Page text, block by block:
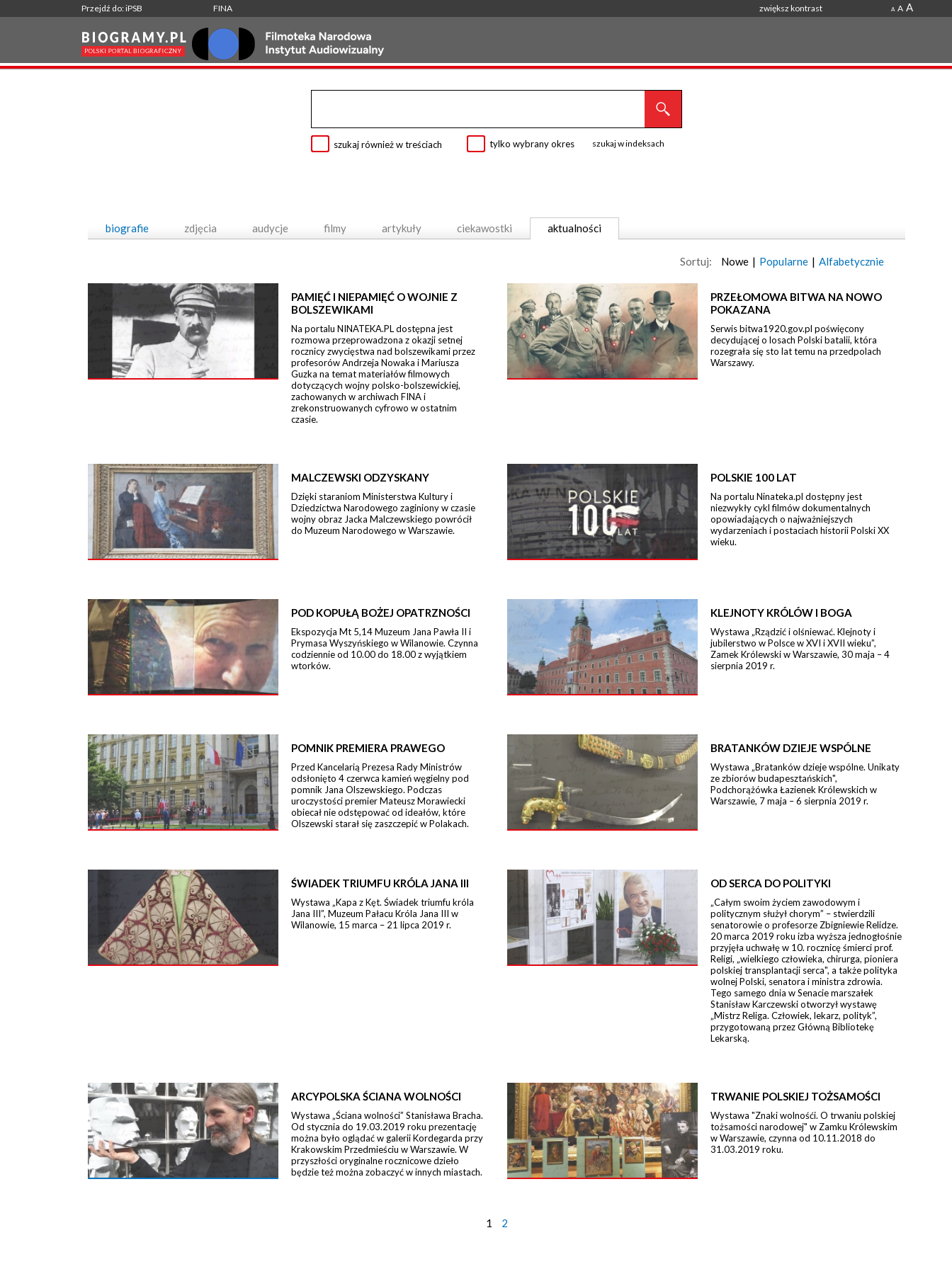
Przejdź do: iPSB FINA zwiększ kontrast A A A
szukaj również w treściach tylko wybrany okres szukaj w indeksach
biografie zdjęcia audycje filmy artykuły ciekawostki aktualności
Sortuj: Nowe | Popularne | Alfabetycznie
PAMIĘĆ I NIEPAMIĘĆ O WOJNIE Z
BOLSZEWIKAMI
Na portalu NINATEKA.PL dostępna jest
rozmowa przeprowadzona z okazji setnej
rocznicy zwycięstwa nad bolszewikami przez
profesorów Andrzeja Nowaka i Mariusza
Guzka na temat materiałów filmowych
dotyczących wojny polsko-bolszewickiej,
zachowanych w archiwach FINA i
zrekonstruowanych cyfrowo w ostatnim
czasie.
PRZEŁOMOWA BITWA NA NOWO
POKAZANA
Serwis bitwa1920.gov.pl poświęcony
decydującej o losach Polski batalii, która
rozegrała się sto lat temu na przedpolach
Warszawy.
MALCZEWSKI ODZYSKANY
Dzięki staraniom Ministerstwa Kultury i
Dziedzictwa Narodowego zaginiony w czasie
wojny obraz Jacka Malczewskiego powrócił
do Muzeum Narodowego w Warszawie.
POLSKIE 100 LAT
Na portalu Ninateka.pl dostępny jest
niezwykły cykl filmów dokumentalnych
opowiadających o najważniejszych
wydarzeniach i postaciach historii Polski XX
wieku.
POD KOPUŁĄ BOŻEJ OPATRZNOŚCI
Ekspozycja Mt 5,14 Muzeum Jana Pawła II i
Prymasa Wyszyńskiego w Wilanowie. Czynna
codziennie od 10.00 do 18.00 z wyjątkiem
wtorków.
KLEJNOTY KRÓLÓW I BOGA
Wystawa „Rządzić i olśniewać. Klejnoty i
jubilerstwo w Polsce w XVI i XVII wieku”,
Zamek Królewski w Warszawie, 30 maja – 4
sierpnia 2019 r.
POMNIK PREMIERA PRAWEGO
Przed Kancelarią Prezesa Rady Ministrów
odsłonięto 4 czerwca kamień węgielny pod
pomnik Jana Olszewskiego. Podczas
uroczystości premier Mateusz Morawiecki
obiecał nie odstępować od ideałów, które
Olszewski starał się zaszczepić w Polakach.
BRATANKÓW DZIEJE WSPÓLNE
Wystawa „Bratanków dzieje wspólne. Unikaty
ze zbiorów budapesztańskich",
Podchorążówka Łazienek Królewskich w
Warszawie, 7 maja – 6 sierpnia 2019 r.
ŚWIADEK TRIUMFU KRÓLA JANA III
Wystawa „Kapa z Kęt. Świadek triumfu króla
Jana III”, Muzeum Pałacu Króla Jana III w
Wilanowie, 15 marca – 21 lipca 2019 r.
OD SERCA DO POLITYKI
„Całym swoim życiem zawodowym i
politycznym służył chorym” – stwierdzili
senatorowie o profesorze Zbigniewie Relidze.
20 marca 2019 roku izba wyższa jednogłośnie
przyjęła uchwałę w 10. rocznicę śmierci prof.
Religi, „wielkiego człowieka, chirurga, pioniera
polskiej transplantacji serca", a także polityka
wolnej Polski, senatora i ministra zdrowia.
Tego samego dnia w Senacie marszałek
Stanisław Karczewski otworzył wystawę
„Mistrz Religa. Człowiek, lekarz, polityk”,
przygotowaną przez Główną Bibliotekę
Lekarską.
ARCYPOLSKA ŚCIANA WOLNOŚCI
Wystawa „Ściana wolności” Stanisława Bracha.
Od stycznia do 19.03.2019 roku prezentację
można było oglądać w galerii Kordegarda przy
Krakowskim Przedmieściu w Warszawie. W
przyszłości oryginalne rocznicowe dzieło
będzie też można zobaczyć w innych miastach.
TRWANIE POLSKIEJ TOŻSAMOŚCI
Wystawa "Znaki wolnośći. O trwaniu polskiej
tożsamości narodowej" w Zamku Królewskim
w Warszawie, czynna od 10.11.2018 do
31.03.2019 roku.
1 2